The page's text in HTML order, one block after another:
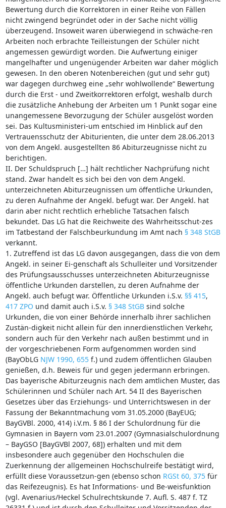
Bewertung durch die Korrektoren in einer Reihe von Fällen
nicht zwingend begründet oder in der Sache nicht völlig
überzeugend. Insoweit waren überwiegend in schwäche-ren
Arbeiten noch erbrachte Teilleistungen der Schüler nicht
angemessen gewürdigt worden. Die Aufwertung einiger
mangelhafter und ungenügender Arbeiten war daher möglich
gewesen. In den oberen Notenbereichen (gut und sehr gut)
war dagegen durchweg eine „sehr wohlwollende“ Bewertung
durch die Erst - und Zweitkorrektoren erfolgt, weshalb durch
die zusätzliche Anhebung der Arbeiten um 1 Punkt sogar eine
unangemessene Bevorzugung der Schüler ausgelöst worden
sei. Das Kultusministeri-um entschied im Hinblick auf den
Vertrauensschutz der Abiturienten, die unter dem 28.06.2013
von dem Angekl. ausgestellten 86 Abiturzeugnisse nicht zu
berichtigen.
II. Der Schuldspruch […] hält rechtlicher Nachprüfung nicht
stand. Zwar handelt es sich bei den von dem Angekl.
unterzeichneten Abiturzeugnissen um öffentliche Urkunden,
zu deren Aufnahme der Angekl. befugt war. Der Angekl. hat
darin aber nicht rechtlich erhebliche Tatsachen falsch
bekundet. Das LG hat die Reichweite des Wahrheitsschut-zes
im Tatbestand der Falschbeurkundung im Amt nach § 348 StGB
verkannt.
1. Zutreffend ist das LG davon ausgegangen, dass die von dem
Angekl. in seiner Ei-genschaft als Schulleiter und Vorsitzender
des Prüfungsausschusses unterzeichneten Abiturzeugnisse
öffentliche Urkunden darstellen, zu deren Aufnahme der
Angekl. auch befugt war. Öffentliche Urkunden i.S.v. §§ 415,
417 ZPO und damit auch i.S.v. § 348 StGBsind solche
Urkunden, die von einer Behörde innerhalb ihrer sachlichen
Zustän-digkeit nicht allein für den innerdienstlichen Verkehr,
sondern auch für den Verkehr nach außen bestimmt und in
der vorgeschriebenen Form aufgenommen worden sind
(BayObLG NJW 1990, 655f.) und zudem öffentlichen Glauben
genießen, d.h. Beweis für und gegen jedermann erbringen.
Das bayerische Abiturzeugnis nach dem amtlichen Muster, das
Schülerinnen und Schüler nach Art. 54 II des Bayerischen
Gesetzes über das Erziehungs- und Unterrichtswesen in der
Fassung der Bekanntmachung vom 31.05.2000 (BayEUG;
BayGVBl. 2000, 414) i.V.m. § 86 I der Schulordnung für die
Gymnasien in Bayern vom 23.01.2007 (Gymnasialschulordnung
– BayGSO [BayGVBl 2007, 68]) erhalten und mit dem
insbesondere auch gegenüber den Hochschulen die
Zuerkennung der allgemeinen Hochschulreife bestätigt wird,
erfüllt diese Voraussetzun-gen (ebenso schon RGSt 60, 375für
das Reifezeugnis). Es hat Informations- und Be-weisfunktion
(vgl. Avenarius/Heckel Schulrechtskunde 7. Aufl. S. 487 f. TZ